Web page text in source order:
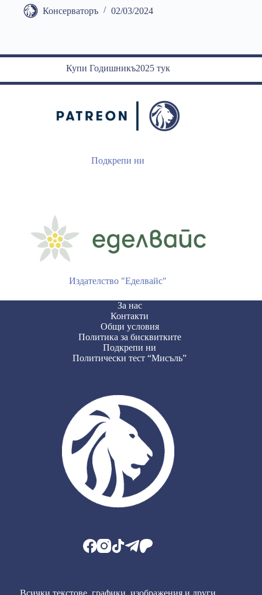
Консерваторъ 02/03/2024
Купи Годишникъ2025 тук
Подкрепи ни
Издателство "Еделвайс"
За нас
Контакти
Общи условия
Политика за бисквитките
Подкрепи ни
Политически тест “Мисъль”